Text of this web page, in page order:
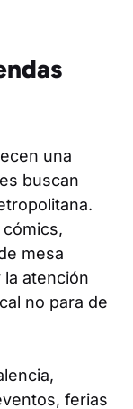
una
buscan
mesa
atención
no para de
ferias